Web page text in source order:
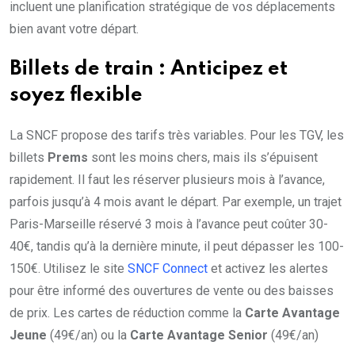
incluent une planification stratégique de vos déplacements
bien avant votre départ.
Billets de train : Anticipez et
soyez flexible
La SNCF propose des tarifs très variables. Pour les TGV, les
billets Prems sont les moins chers, mais ils s’épuisent
rapidement. Il faut les réserver plusieurs mois à l’avance,
parfois jusqu’à 4 mois avant le départ. Par exemple, un trajet
Paris-Marseille réservé 3 mois à l’avance peut coûter 30-
40€, tandis qu’à la dernière minute, il peut dépasser les 100-
150€. Utilisez le site SNCF Connect et activez les alertes
pour être informé des ouvertures de vente ou des baisses
de prix. Les cartes de réduction comme la Carte Avantage
Jeune (49€/an) ou la Carte Avantage Senior (49€/an)